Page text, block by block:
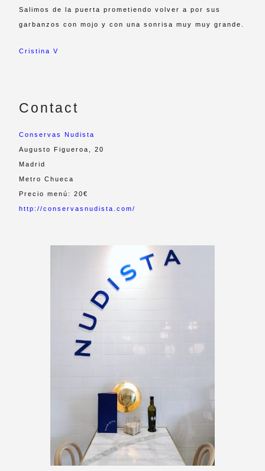
Salimos de la puerta prometiendo volver a por sus
garbanzos con mojo y con una sonrisa muy muy grande.
Cristina V
Contact
Conservas Nudista
Augusto Figueroa, 20
Madrid
Metro Chueca
Precio menú: 20€
http://conservasnudista.com/